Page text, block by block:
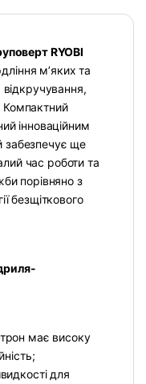
RYOBI
м’яких та
Компактний
інноваційним
забезпечує ще
час роботи та
порівняно з
безщіткового
має високу
для